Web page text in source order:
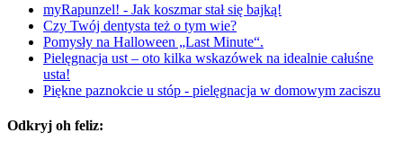
myRapunzel! - Jak koszmar stał się bajką!
Czy Twój dentysta też o tym wie?
Pomysły na Halloween „Last Minute“.
Pielęgnacja ust – oto kilka wskazówek na idealnie całuśne
usta!
Piękne paznokcie u stóp - pielęgnacja w domowym zaciszu
Odkryj oh feliz: